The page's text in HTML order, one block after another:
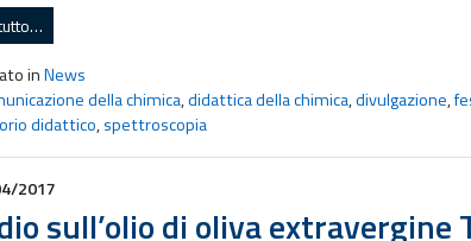
inNews
della chimica,didattica della chimica,divulgazione,
didattico,spettroscopia
il
2017
sull’olio di oliva extravergine